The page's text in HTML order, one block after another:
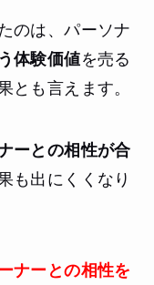
のは、パーソナ
体験価値を売る
とも言えます。
ーとの相性が合
も出にくくなり
ナーとの相性を